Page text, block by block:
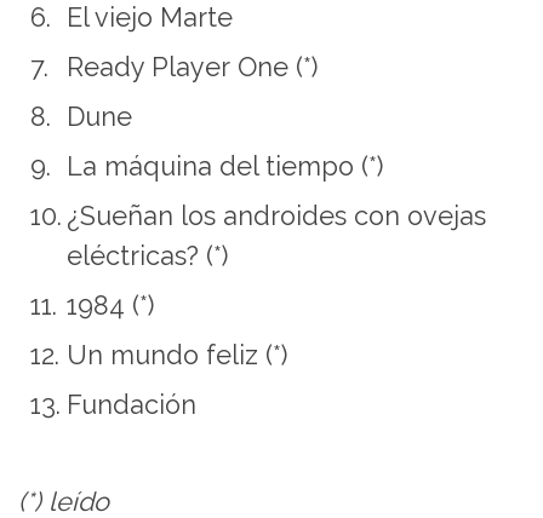
El viejo Marte
Ready Player One (*)
Dune
La máquina del tiempo (*)
¿Sueñan los androides con ovejas
eléctricas? (*)
1984 (*)
Un mundo feliz (*)
Fundación
(*) leído